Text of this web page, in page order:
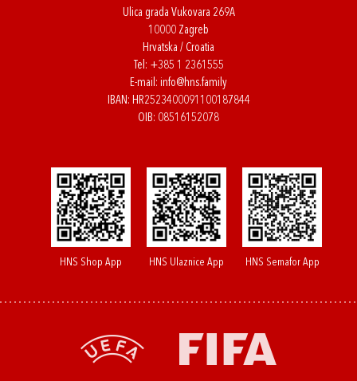
Ulica grada Vukovara 269A
10000 Zagreb
Hrvatska / Croatia
Tel: +385 1 2361555
E-mail: info@hns.family
IBAN: HR2523400091100187844
OIB: 08516152078
HNS Shop App HNS Ulaznice App HNS Semafor App